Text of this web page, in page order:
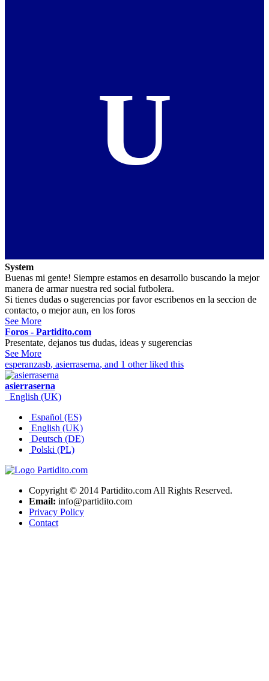
U
System
Buenas mi gente! Siempre estamos en desarrollo buscando la mejor
manera de armar nuestra red social futbolera.
Si tienes dudas o sugerencias por favor escribenos en la seccion de
contacto, o mejor aun, en los foros
See More
Foros - Partidito.com
Presentate, dejanos tus dudas, ideas y sugerencias
See More
esperanzasb, asierraserna, and 1 other liked this
asierraserna
English (UK)
Español (ES)
English (UK)
Deutsch (DE)
Polski (PL)
Copyright © 2014 Partidito.com All Rights Reserved.
Email: info@partidito.com
Privacy Policy
Contact